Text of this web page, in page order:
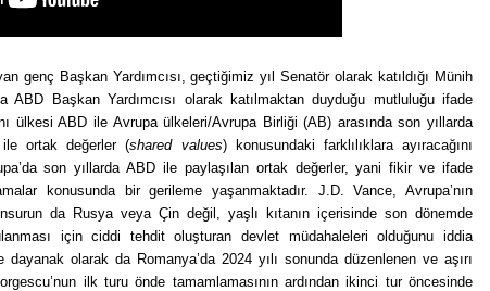
genç Başkan Yardımcısı, geçtiğimiz yıl Senatör olarak katıldığı Münih
ABD Başkan Yardımcısı olarak katılmaktan duyduğu mutluluğu ifade
ülkesi ABD ile Avrupa ülkeleri/Avrupa Birliği (AB) arasında son yıllarda
ortak değerler (shared values) konusundaki farklılıklara ayıracağını
son yıllarda ABD ile paylaşılan ortak değerler, yani fikir ve ifade
konusunda bir gerileme yaşanmaktadır. J.D. Vance, Avrupa’nın
da Rusya veya Çin değil, yaşlı kıtanın içerisinde son dönemde
için ciddi tehdit oluşturan devlet müdahaleleri olduğunu iddia
olarak da Romanya’da 2024 yılı sonunda düzenlenen ve aşırı
ilk turu önde tamamlamasının ardından ikinci tur öncesinde